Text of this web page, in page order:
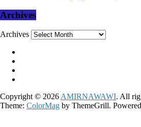
Archives
Archives
Copyright © 2026 AMIRNAWAWI. All
Theme: ColorMag by ThemeGrill.